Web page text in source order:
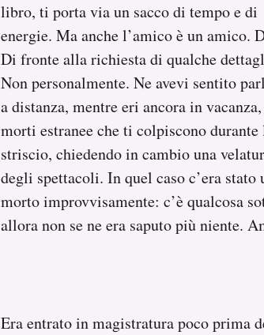
libro, ti porta via un sacco di tempo e di
energie. Ma anche l’amico è un amico.
Di fronte alla richiesta di qualche
Non personalmente. Ne avevi sentito
a distanza, mentre eri ancora in
morti estranee che ti colpiscono
striscio, chiedendo in cambio una
degli spettacoli. In quel caso c’era
morto improvvisamente: c’è qualcosa
allora non se ne era saputo più niente.
Era entrato in magistratura poco prima